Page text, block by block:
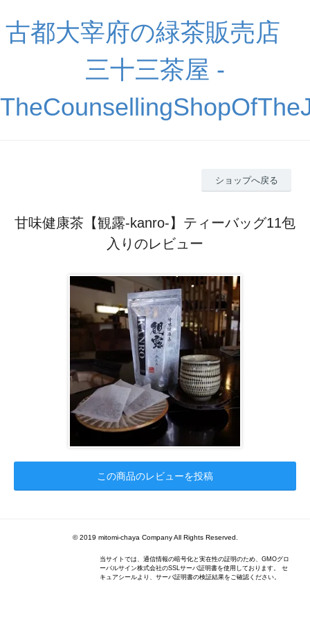
古都大宰府の緑茶販売店
三十三茶屋 -
ショップへ戻る
甘味健康茶【観露-kanro-】ティーバッグ11包
入りのレビュー
この商品のレビューを投稿
© 2019 mitomi-chaya Company All Rights Reserved.
当サイトでは、通信情報の暗号化と実在性の証明のため、GMOグロ
ーバルサイン株式会社のSSLサーバ証明書を使用しております。 セ
キュアシールより、サーバ証明書の検証結果をご確認ください。